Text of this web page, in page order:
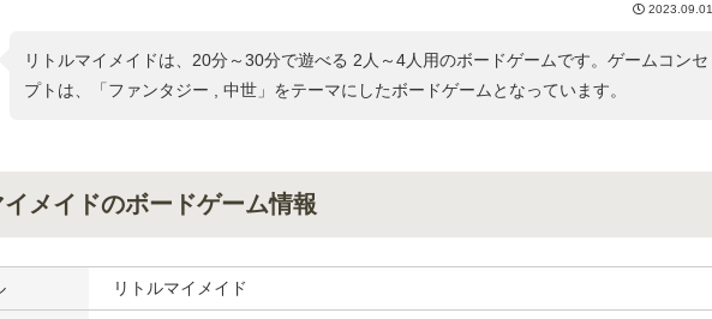
2023.09.01
リトルマイメイドは、20分～30分で遊べる 2人～4人用のボードゲームです。ゲームコンセ
プトは、「ファンタジー , 中世 」をテーマにしたボードゲームとなっています。
イメイドのボードゲーム情報
リトルマイメイド